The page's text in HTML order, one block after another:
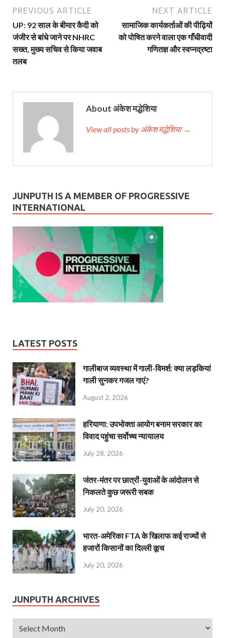
PREVIOUS ARTICLE
UP: 92 साल के बीमार कैदी को
जंजीर से बांधे जाने पर NHRC
सख्त, मुख्य सचिव से किया जवाब
तलब
NEXT ARTICLE
सामाजिक कार्यकर्ताओं की पीढ़ियों
को पोषित करने वाला एक गाँधीवादी
गणितज्ञ और स्वप्नद्रष्टा
About अंकेश मद्धेशिया
View all posts by अंकेश मद्धेशिया →
JUNPUTH IS A MEMBER OF PROGRESSIVE
INTERNATIONAL
LATEST POSTS
गालीबाज व्‍यवस्‍था में गाली-विमर्श: क्या लड़कियां
गाली सुनकर गजल गाएं?
August 2, 2026
हरियाणा: उपभोक्ता आयोग बनाम सरकार का
विवाद पहुंचा सर्वोच्च न्यायालय
July 28, 2026
जंतर-मंतर पर छात्रों-युवाओं के आंदोलन से
निकलते कुछ जरूरी सबक
July 20, 2026
भारत-अमेरिका FTA के खिलाफ कई राज्यों से
हजारों किसानों का दिल्ली कूच
July 20, 2026
JUNPUTH ARCHIVES